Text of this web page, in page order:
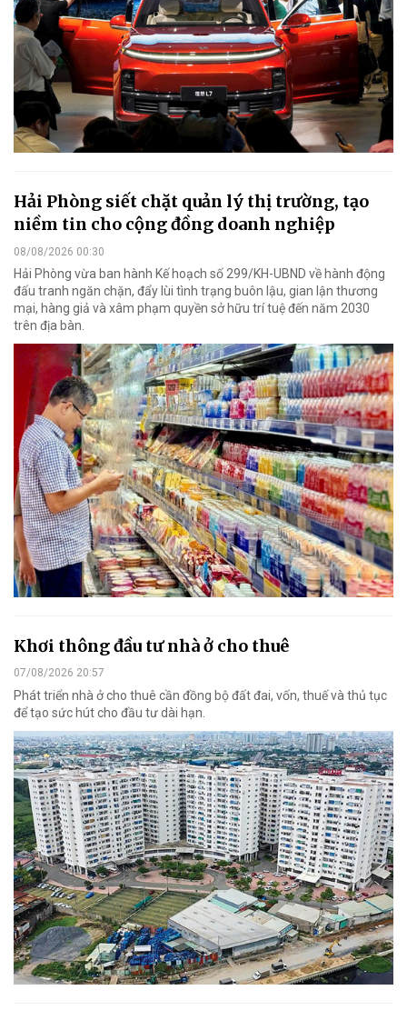
Hải Phòng siết chặt quản lý thị trường, tạo
niềm tin cho cộng đồng doanh nghiệp
08/08/2026 00:30
Hải Phòng vừa ban hành Kế hoạch số 299/KH-UBND về hành động
đấu tranh ngăn chặn, đẩy lùi tình trạng buôn lậu, gian lận thương
mại, hàng giả và xâm phạm quyền sở hữu trí tuệ đến năm 2030
trên địa bàn.
Khơi thông đầu tư nhà ở cho thuê
07/08/2026 20:57
Phát triển nhà ở cho thuê cần đồng bộ đất đai, vốn, thuế và thủ tục
để tạo sức hút cho đầu tư dài hạn.